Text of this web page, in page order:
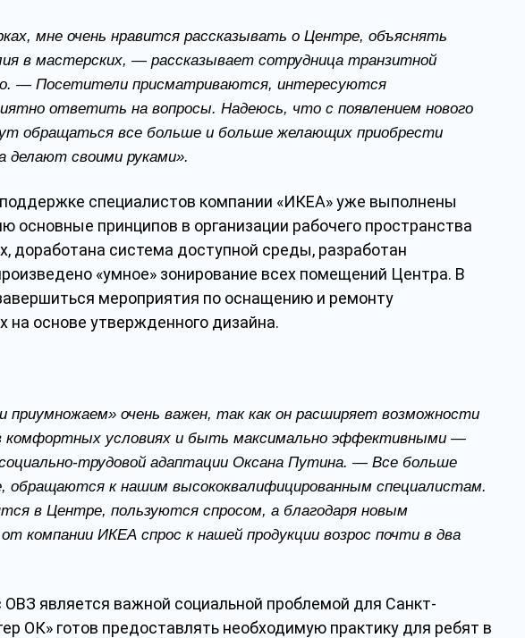
мне очень нравится рассказывать о Центре, объяснять
в мастерских, — рассказывает сотрудница транзитной
— Посетители присматриваются, интересуются
ответить на вопросы. Надеюсь, что с появлением нового
обращаться все больше и больше желающих приобрести
делают своими руками».
специалистов компании «ИКЕА» уже выполнены
основные принципов в организации рабочего пространства
доработана система доступной среды, разработан
«умное» зонирование всех помещений Центра. В
мероприятия по оснащению и ремонту
на основе утвержденного дизайна.
приумножаем» очень важен, так как он расширяет возможности
комфортных условиях и быть максимально эффективными —
трудовой адаптации Оксана Путина. — Все больше
обращаются к нашим высококвалифицированным специалистам.
в Центре, пользуются спросом, а благодаря новым
компании ИКЕА спрос к нашей продукции возрос почти в два
является важной социальной проблемой для Санкт-
ОК» готов предоставлять необходимую практику для ребят в